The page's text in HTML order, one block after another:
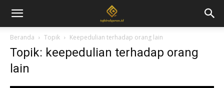
Beranda Topik Keepedulian terhadap orang lain
Topik: keepedulian terhadap orang
lain